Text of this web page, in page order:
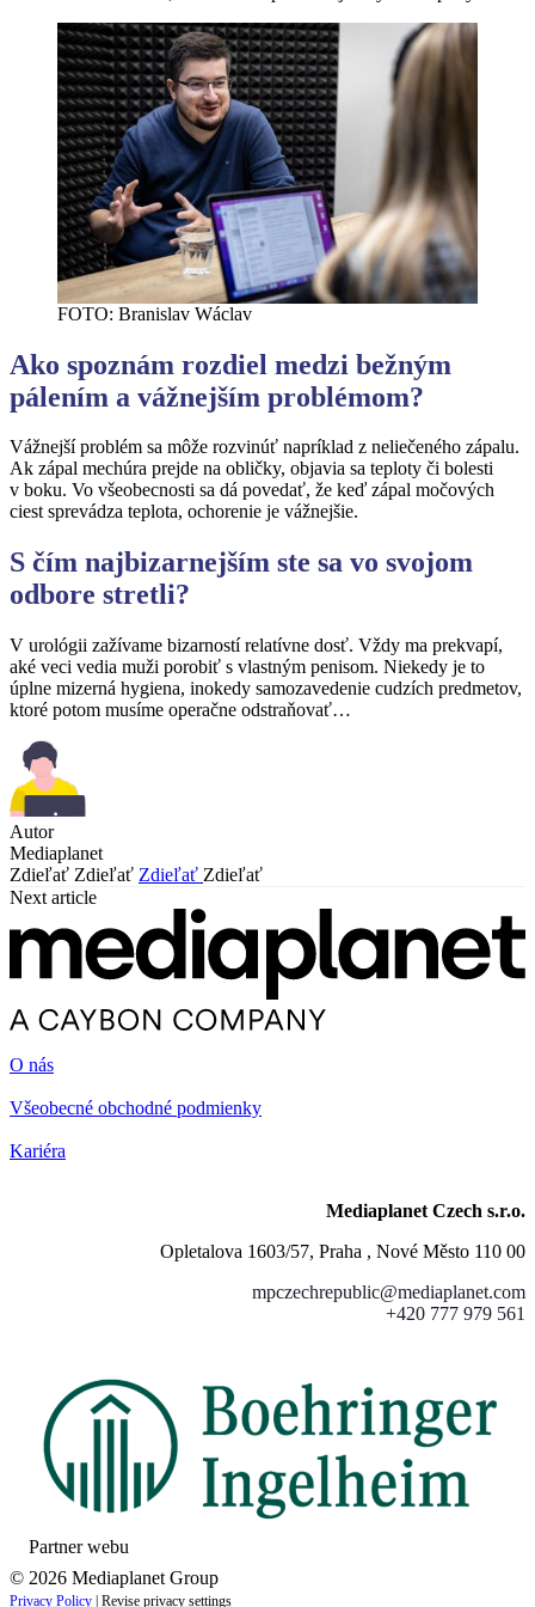
FOTO: Branislav Wáclav
Ako spoznám rozdiel medzi bežným
pálením a vážnejším problémom?
Vážnejší problém sa môže rozvinúť napríklad z neliečeného zápalu.
Ak zápal mechúra prejde na obličky, objavia sa teploty či bolesti
v boku. Vo všeobecnosti sa dá povedať, že keď zápal močových
ciest sprevádza teplota, ochorenie je vážnejšie.
S čím najbizarnejším ste sa vo svojom
odbore stretli?
V urológii zažívame bizarností relatívne dosť. Vždy ma prekvapí,
aké veci vedia muži porobiť s vlastným penisom. Niekedy je to
úplne mizerná hygiena, inokedy samozavedenie cudzích predmetov,
ktoré potom musíme operačne odstraňovať…
Autor
Mediaplanet
Zdieľať Zdieľať Zdieľať Zdieľať
Next article
O nás
Všeobecné obchodné podmienky
Kariéra
Mediaplanet Czech s.r.o.
Opletalova 1603/57, Praha , Nové Město 110 00
mpczechrepublic@mediaplanet.com
+420 777 979 561
Partner webu
© 2026 Mediaplanet Group
Privacy Policy | Revise privacy settings